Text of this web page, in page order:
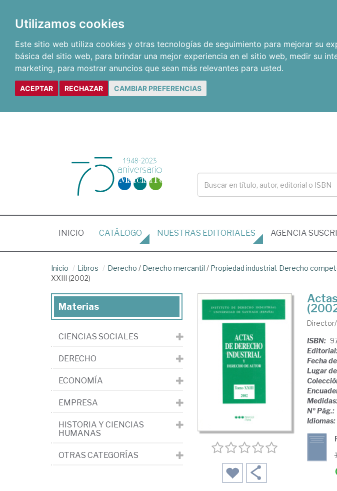
Utilizamos cookies
Este sitio web utiliza cookies y otras tecnologías de seguimiento para mejorar su
básica del sitio web, para brindar una mejor experiencia en el sitio web, medir su
marketing, para mostrar anuncios que sean más relevantes para usted.
ACEPTAR RECHAZAR CAMBIAR PREFERENCIAS
INICIO (CURRENT)
CATÁLOGO NUESTRAS EDITORIALES AGENCIA
Inicio Libros Derecho / Derecho mercantil / Propiedad industrial. Derecho
XXIII (2002)
ISBN:
Fecha
Lugar
Nº Pág.:
Idiomas:
Materias
CIENCIAS SOCIALES
DERECHO
ECONOMÍA
EMPRESA
HISTORIA Y CIENCIAS
HUMANAS
OTRAS CATEGORÍAS